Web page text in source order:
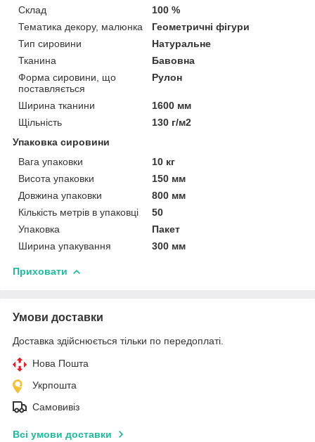
Склад
100 %
Тематика декору, малюнка
Геометричні фігури
Тип сировини
Натуральне
Тканина
Бавовна
Форма сировини, що
поставляється
Рулон
Ширина тканини
1600 мм
Щільність
130 г/м2
Упаковка сировини
Вага упаковки
10 кг
Висота упаковки
150 мм
Довжина упаковки
800 мм
Кількість метрів в упаковці
50
Упаковка
Пакет
Ширина упакування
300 мм
Приховати
Умови доставки
Доставка здійснюється тільки по передоплаті.
Нова Пошта
Укрпошта
Самовивіз
Всі умови доставки